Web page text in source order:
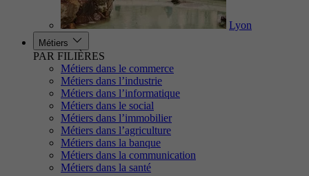
Lyon
Métiers
PAR FILIÈRES
Métiers dans le commerce
Métiers dans l’industrie
Métiers dans l’informatique
Métiers dans le social
Métiers dans l’immobilier
Métiers dans l’agriculture
Métiers dans la banque
Métiers dans la communication
Métiers dans la santé